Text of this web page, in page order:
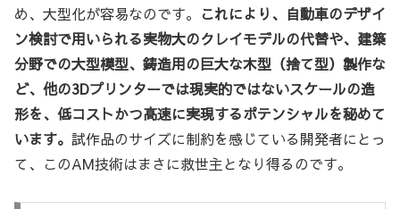
め、大型化が容易なのです。 これにより、自動車のデザイ
ン検討で用いられる実物大のクレイモデルの代替や、建築
分野での大型模型、鋳造用の巨大な木型（捨て型）製作な
ど、他の3Dプリンターでは現実的ではないスケールの造
形を、低コストかつ高速に実現するポテンシャルを秘めて
います。 試作品のサイズに制約を感じている開発者にとっ
て、このAM技術はまさに救世主となり得るのです。